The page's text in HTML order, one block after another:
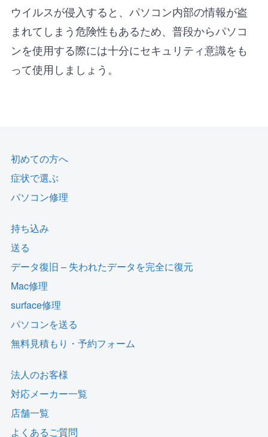
ウイルスが侵入すると、パソコン内部の情報が盗
まれてしまう危険性もあるため、普段からパソコ
ンを使用する際には十分にセキュリティ意識をも
って使用しましょう。
初めての方へ
症状で選ぶ
パソコン修理
持ち込み
送る
データ復旧 – 失われたデータを完全に復元
Mac修理
surface修理
パソコンを送る
無料見積もり・予約フォーム
法人のお客様
対応メーカー一覧
店舗一覧
よくあるご質問